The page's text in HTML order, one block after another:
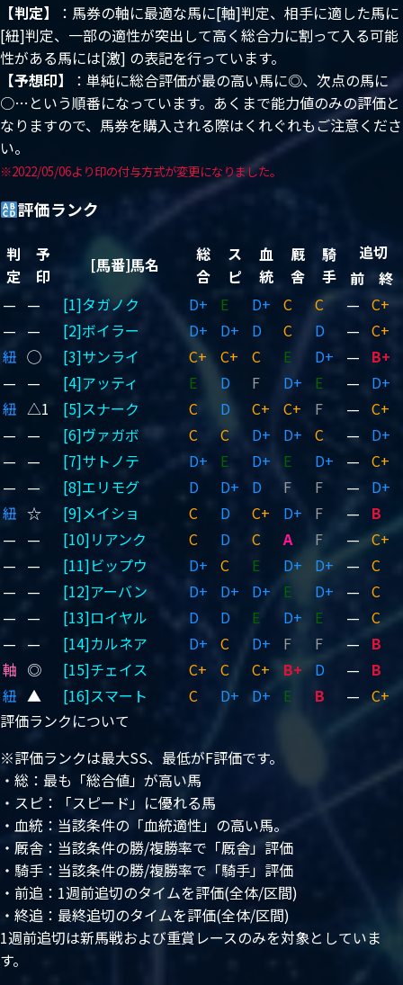
【判定】
：馬券の軸に最適な馬に[軸]判定、相手に適した馬に
[紐]判定、一部の適性が突出して高く総合力に割って入る可能
性がある馬には[激] の表記を行っています。
【予想印】
：単純に総合評価が最の高い馬に◎、次点の馬に
○…という順番になっています。あくまで能力値のみの評価と
なりますので、馬券を購入される際はくれぐれもご注意くださ
い。
※2022/05/06より印の付与方式が変更になりました。
評価ランク
判
定
予
印
[馬番]馬名
総
合
ス
ピ
血
統
厩
舎
騎
手
追切
前
終
— — [1]タガノク D+ E D+ C C — C+
— — [2]ボイラー D+ D+ D C D — C+
紐 ◯ [3]サンライ C+ C+ C E D+ —
B+
— — [4]アッティ E D F D+ E —
D+
紐 △1 [5]スナーク C D C+ C+ F — C+
— — [6]ヴァガボ C C D+ D+ C —
D+
— — [7]サトノテ D+ E D+ E D+ — C+
— — [8]エリモグ D D+ D F F —
D+
紐 ☆ [9]メイショ C D C+ D+ F —
B
— — [10]リアンク C D C A F — C+
— — [11]ビップウ D+ C E D+ D+ — C
— — [12]アーバン D+ D+ D+ E D+ — C
— — [13]ロイヤル D D E D+ E — C
— — [14]カルネア D+ C D+ F F —
B
軸 ◎ [15]チェイス C+ C C+ B+ D —
B
紐 ▲ [16]スマート C D+ D+ E B — C+
評価ランクについて
※評価ランクは最大SS、最低がF評価です。
・総：最も「総合値」が高い馬
・スピ：「スピード」に優れる馬
・血統：当該条件の「血統適性」の高い馬。
・厩舎：当該条件の勝/複勝率で「厩舎」評価
・騎手：当該条件の勝/複勝率で「騎手」評価
・前追：1週前追切のタイムを評価(全体/区間)
・終追：最終追切のタイムを評価(全体/区間)
1週前追切は新馬戦および重賞レースのみを対象としていま
す。